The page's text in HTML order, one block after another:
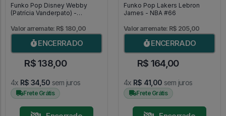
Funko Pop Disney Webby
(Patrícia Vanderpato) -
Valor arremate: R$ 180,00
ENCERRADO
R$ 138,00
4x R$ 34,50 sem juros
Frete Grátis
Funko Pop Lakers Lebron
James - NBA #66
Valor arremate: R$ 205,00
ENCERRADO
R$ 164,00
4x R$ 41,00 sem juros
Frete Grátis